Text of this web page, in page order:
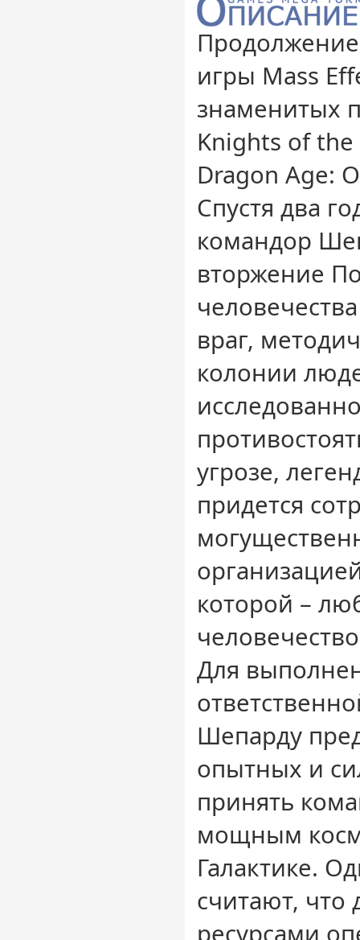
игры Mass
знаменитых
Knights of
Dragon Age:
Спустя два
командор
вторжение
враг,
колонии
угрозе,
придется
которой –
Для
Шепарду
опытных и
принять
мощным
Галактике.
считают, что
ресурсами